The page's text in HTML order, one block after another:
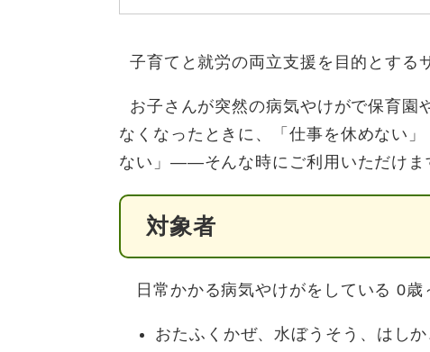
子育てと就労の両立支援を目的とする
お子さんが突然の病気やけがで保育園
なくなったときに、「仕事を休めない
ない」――そんな時にご利用いただけま
対象者
日常かかる病気やけがをしている 0歳
おたふくかぜ、水ぼうそう、はし